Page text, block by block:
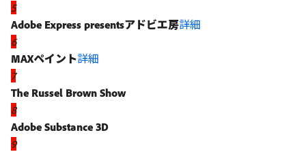
5
Adobe Express presentsアドビエ房詳細
6
MAXペイント詳細
7
The Russel Brown Show
8
Adobe Substance 3D
9